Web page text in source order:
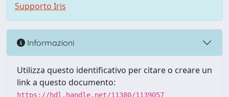
Supporto Iris
Informazioni
Utilizza questo identificativo per citare o creare un
link a questo documento:
https://hdl.handle.net/11380/1139057